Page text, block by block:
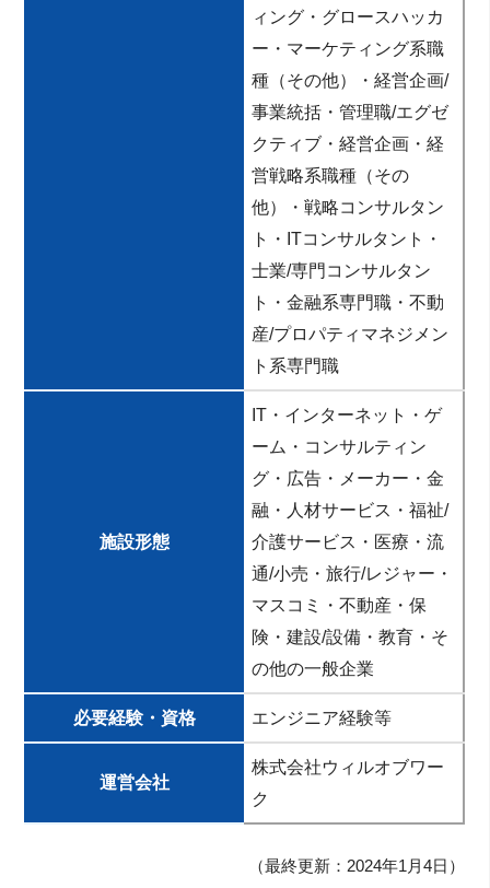
ィング・グロースハッカ
ー・マーケティング系職
種（その他）・経営企画/
事業統括・管理職/エグゼ
クティブ・経営企画・経
営戦略系職種（その
他）・戦略コンサルタン
ト・ITコンサルタント・
士業/専門コンサルタン
ト・金融系専門職・不動
産/プロパティマネジメン
ト系専門職
施設形態
IT・インターネット・ゲ
ーム・コンサルティン
グ・広告・メーカー・金
融・人材サービス・福祉/
介護サービス・医療・流
通/小売・旅行/レジャー・
マスコミ・不動産・保
険・建設/設備・教育・そ
の他の一般企業
必要経験・資格 エンジニア経験等
運営会社
株式会社ウィルオブワー
ク
（最終更新：2024年1月4日）